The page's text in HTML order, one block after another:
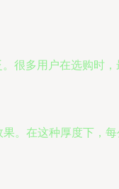
很多用户在选购时，
。在这种厚度下，